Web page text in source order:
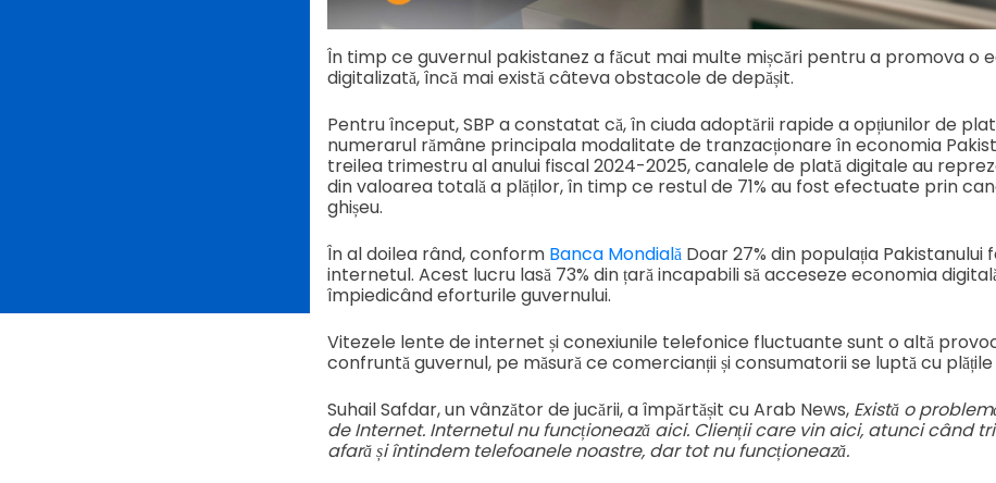
În timp ce guvernul pakistanez a făcut mai multe mișcări pentru a promova o
digitalizată, încă mai există câteva obstacole de depășit.
Pentru început, SBP a constatat că, în ciuda adoptării rapide a opțiunilor de
numerarul rămâne principala modalitate de tranzacționare în economia
treilea trimestru al anului fiscal 2024-2025, canalele de plată digitale au
din valoarea totală a plăților, în timp ce restul de 71% au fost efectuate prin
ghișeu.
În al doilea rând, conform Banca MondialăDoar 27% din populația Pakistanului
internetul. Acest lucru lasă 73% din țară incapabili să acceseze economia
împiedicând eforturile guvernului.
Vitezele lente de internet și conexiunile telefonice fluctuante sunt o altă
confruntă guvernul, pe măsură ce comercianții și consumatorii se luptă cu
Suhail Safdar, un vânzător de jucării, a împărtășit cu Arab News, Există o
de Internet. Internetul nu funcționează aici. Clienții care vin aici, atunci când
afară și întindem telefoanele noastre, dar tot nu funcționează.